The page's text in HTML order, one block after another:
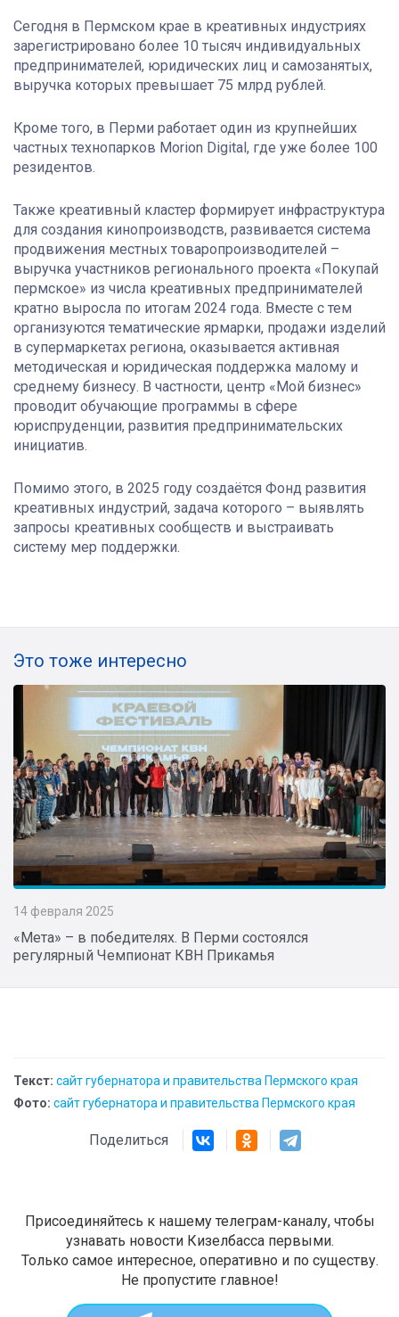
Сегодня в Пермском крае в креативных индустриях
зарегистрировано более 10 тысяч индивидуальных
предпринимателей, юридических лиц и самозанятых,
выручка которых превышает 75 млрд рублей.
Кроме того, в Перми работает один из крупнейших
частных технопарков Morion Digital, где уже более 100
резидентов.
Также креативный кластер формирует инфраструктура
для создания кинопроизводств, развивается система
продвижения местных товаропроизводителей –
выручка участников регионального проекта «Покупай
пермское» из числа креативных предпринимателей
кратно выросла по итогам 2024 года. Вместе с тем
организуются тематические ярмарки, продажи изделий
в супермаркетах региона, оказывается активная
методическая и юридическая поддержка малому и
среднему бизнесу. В частности, центр «Мой бизнес»
проводит обучающие программы в сфере
юриспруденции, развития предпринимательских
инициатив.
Помимо этого, в 2025 году создаётся Фонд развития
креативных индустрий, задача которого – выявлять
запросы креативных сообществ и выстраивать
систему мер поддержки.
Это тоже интересно
14 февраля 2025
«Мета» – в победителях. В Перми состоялся
регулярный Чемпионат КВН Прикамья
Текст: сайт губернатора и правительства Пермского края
Фото: сайт губернатора и правительства Пермского края
Поделиться
Присоединяйтесь к нашему телеграм-каналу, чтобы
узнавать новости Кизелбасса первыми.
Только самое интересное, оперативно и по существу.
Не пропустите главное!